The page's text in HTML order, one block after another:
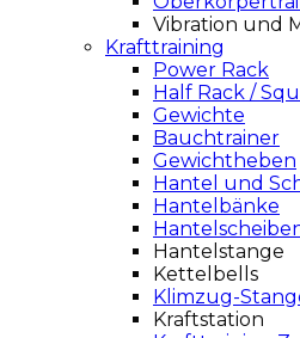
Vibration und
Krafttraining
Power Rack
Half Rack /
Gewichte
Bauchtrainer
Gewichtheben
Hantel und
Hantelbänke
Hantelstange
Kettelbells
Klimzug-
Kraftstation